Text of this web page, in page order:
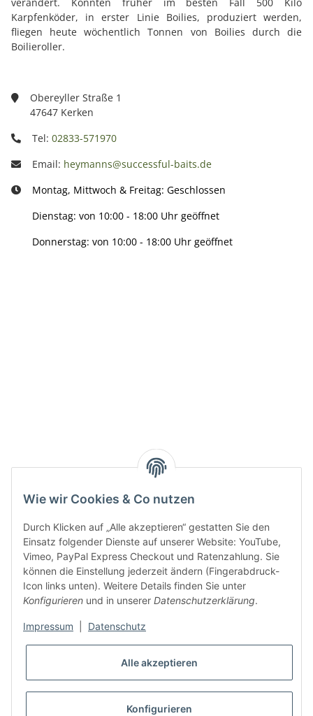
Wie wir Cookies & Co nutzen
Durch Klicken auf „Alle akzeptieren“ gestatten Sie den
Einsatz folgender Dienste auf unserer Website: YouTube,
Vimeo, PayPal Express Checkout und Ratenzahlung. Sie
können die Einstellung jederzeit ändern (Fingerabdruck-
Icon links unten). Weitere Details finden Sie unter
Konfigurieren und in unserer Datenschutzerklärung.
Impressum Datenschutz
Alle akzeptieren
Konfigurieren
Karpfenköder, in erster Linie Boilies, produziert werden,
fliegen heute wöchentlich Tonnen von Boilies durch die
Boilieroller.
Obereyller Straße 1
47647 Kerken
Tel: 02833-571970
Email: heymanns@successful-baits.de
Montag, Mittwoch & Freitag: Geschlossen
Dienstag: von 10:00 - 18:00 Uhr geöffnet
Donnerstag: von 10:00 - 18:00 Uhr geöffnet
Gesetzliche Informationen
* Alle Preise inkl. gesetzlicher USt., zzgl.
VERTRAG WIDERRUFEN